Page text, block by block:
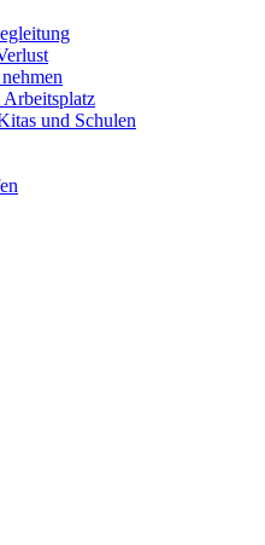
Arbeitsplatz
und Schulen